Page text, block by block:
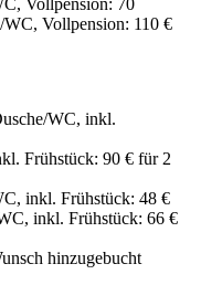
Vollpension: 110 €
WC, inkl.
Frühstück: 90 € für 2
inkl. Frühstück: 48 €
inkl. Frühstück: 66 €
hinzugebucht